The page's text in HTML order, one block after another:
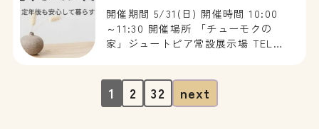
開催期間 5/31(日) 開催時間 10:00
～11:30 開催場所 「チューモクの
家」ジュートピア常設展示場 TEL
か？・40年ローンだと定年を超えて
しまうけど、この返済計画で大丈
1 2 32 next